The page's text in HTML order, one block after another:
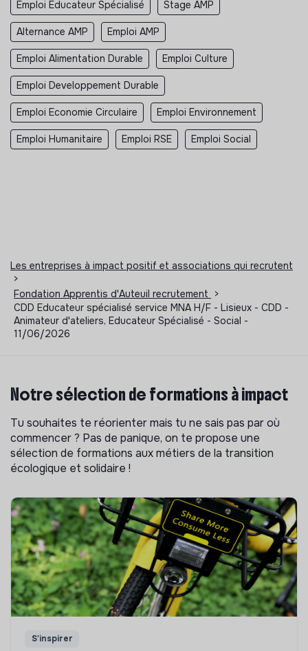
Emploi Educateur Spécialisé Stage AMP
Alternance AMP Emploi AMP
Emploi Alimentation Durable Emploi Culture
Emploi Developpement Durable
Emploi Economie Circulaire Emploi Environnement
Emploi Humanitaire Emploi RSE Emploi Social
Les entreprises à impact positif et associations qui recrutent
>
Fondation Apprentis d'Auteuil recrutement
>
CDD Educateur spécialisé service MNA H/F - Lisieux - CDD -
Animateur d'ateliers, Educateur Spécialisé - Social -
11/06/2026
Notre sélection de formations à impact
Tu souhaites te réorienter mais tu ne sais pas par où
commencer ? Pas de panique, on te propose une
sélection de formations aux métiers de la transition
écologique et solidaire !
S'inspirer